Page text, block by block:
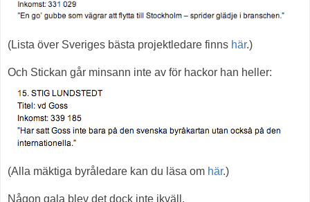
(Lista över Sveriges bästa projektledare finns här.)
Och Stickan går minsann inte av för hackor han heller:
(Alla mäktiga byråledare kan du läsa om här.)
Någon gala blev det dock inte ikväll.